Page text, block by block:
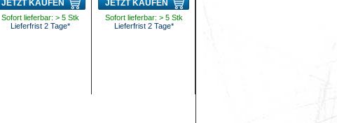
JETZT KAUFEN
Sofort lieferbar: > 5 Stk
Lieferfrist 2 Tage*
JETZT KAUFEN
Sofort lieferbar: > 5 Stk
Lieferfrist 2 Tage*